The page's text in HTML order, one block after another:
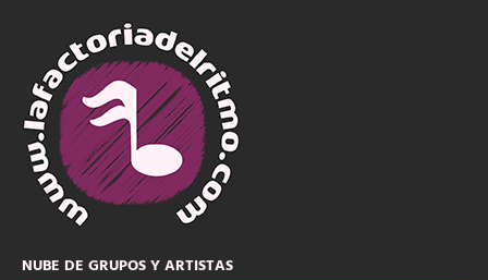
NUBE DE GRUPOS Y ARTISTAS